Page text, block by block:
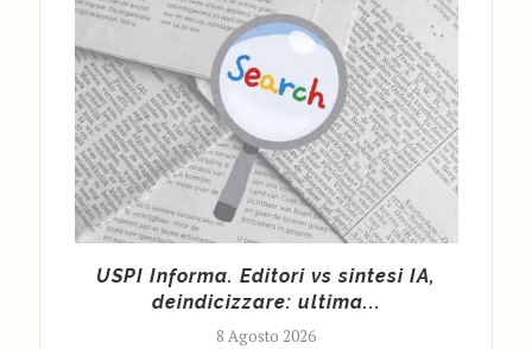
USPI Informa. Editori vs sintesi IA,
deindicizzare: ultima...
8 Agosto 2026